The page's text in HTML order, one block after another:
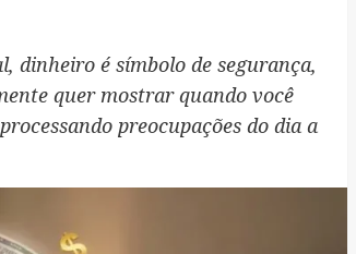
dinheiro é símbolo de segurança,
quer mostrar quando você
preocupações do dia a